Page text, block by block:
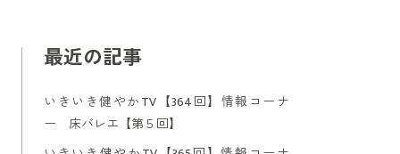
最近の記事
いきいき健やかTV【364回】情報コーナ
ー 床バレエ【第５回】